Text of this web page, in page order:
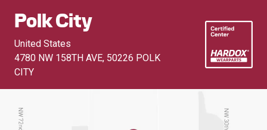
Polk City
United States
4780 NW 158TH AVE, 50226 POLK
CITY